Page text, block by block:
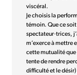
viscéral.
Je choisis la
témoin. Que ce
spectateur·trices,
m’exerce à mettre
cette mutualité que
tente de rendre
difficulté et le